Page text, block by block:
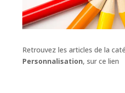
Retrouvez les articles de la
Personnalisation, sur ce lien